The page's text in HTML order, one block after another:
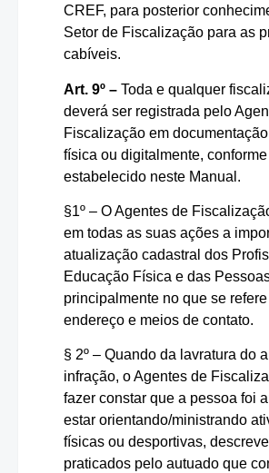
CREF, para posterior
Setor de Fiscalização para as
cabíveis.
Art. 9º – Toda e qualquer
deverá ser registrada pelo
Fiscalização em
física ou digitalmente, conforme
estabelecido neste Manual.
§1º – O Agentes de
em todas as suas ações a
atualização cadastral dos
Educação Física e das
principalmente no que se
endereço e meios de contato.
§ 2º – Quando da lavratura do
infração, o Agentes de
fazer constar que a pessoa foi
estar orientando/ministrando
físicas ou desportivas,
praticados pelo autuado que